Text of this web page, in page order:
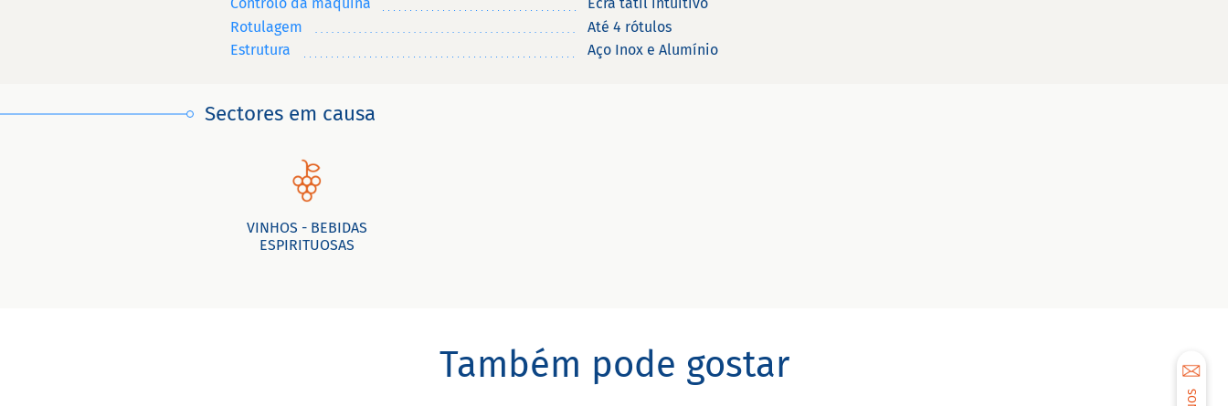
Controlo da máquina
Ecrã tátil intuitivo
Rotulagem
Até 4 rótulos
Estrutura
Aço Inox e Alumínio
Sectores em causa
VINHOS - BEBIDAS
ESPIRITUOSAS
Também pode gostar